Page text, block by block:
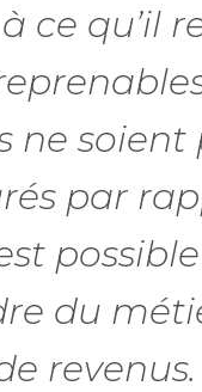
ce qu’il
ne soient
par
possible
du
revenus.